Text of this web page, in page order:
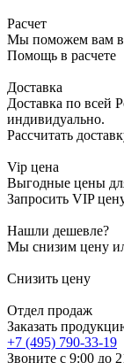
Расчет
Мы поможем вам в
Помощь в расчете
Доставка
Доставка по всей
индивидуально.
Рассчитать
Vip цена
Выгодные цены
Запросить VIP
Нашли дешевле?
Мы снизим цену
Снизить цену
Отдел продаж
Заказать
+7 (495) 790-33-19
Звоните с 9:00 до